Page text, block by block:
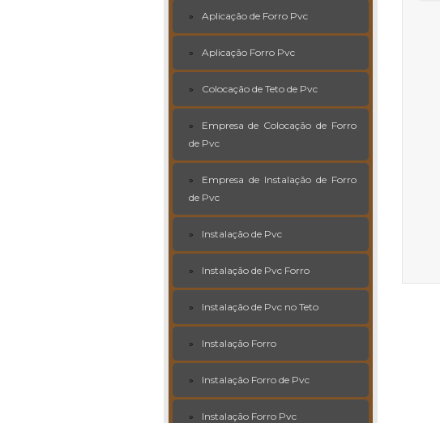
Aplicação de Forro Pvc
Aplicação Forro Pvc
Colocação de Teto de Pvc
Empresa de Colocação de Forro
de Pvc
Empresa de Instalação de Forro
de Pvc
Instalação de Pvc
Instalação de Pvc Forro
Instalação de Pvc no Teto
Instalação Forro
Instalação Forro de Pvc
Instalação Forro Pvc